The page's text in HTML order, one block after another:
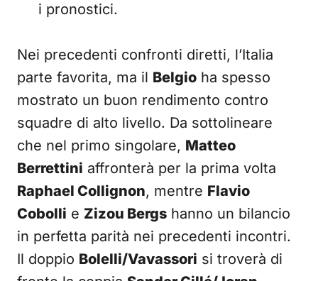
i pronostici.
Nei precedenti confronti diretti, l’Italia
parte favorita, ma il Belgio ha spesso
mostrato un buon rendimento contro
squadre di alto livello. Da sottolineare
che nel primo singolare, Matteo
Berrettini affronterà per la prima volta
Raphael Collignon, mentre Flavio
Cobolli e Zizou Bergs hanno un bilancio
in perfetta parità nei precedenti incontri.
Il doppio Bolelli/Vavassori si troverà di